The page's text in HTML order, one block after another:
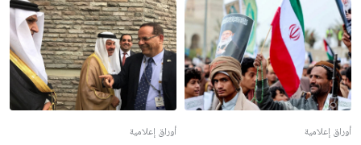
أوراق إعلامية أوراق إعلامية